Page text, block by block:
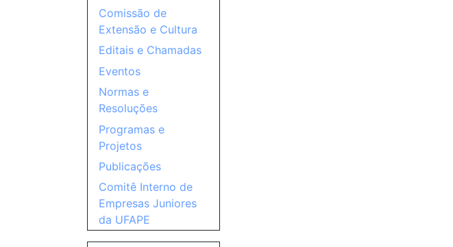
Comissão de
Extensão e Cultura
Editais e Chamadas
Eventos
Normas e
Resoluções
Programas e
Projetos
Publicações
Comitê Interno de
Empresas Juniores
da UFAPE